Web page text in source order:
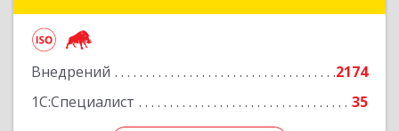
Внедрений
2174
1С:Специалист
35